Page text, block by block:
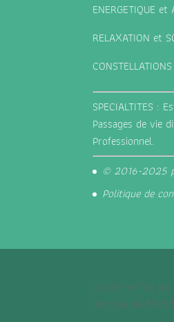
ENERGETIQUE et
RELAXATION et
SPECIALTITES :
Passages de vie
Professionnel.
© 2016-2025
Politique de
Ce site ne fait
déposée de